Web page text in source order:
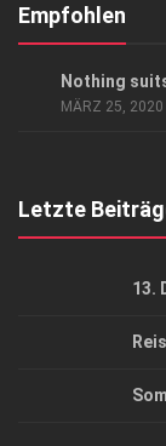
Kontakt,
Empfohlen
Nothing
MÄRZ 25, 2020
Letzte
13.